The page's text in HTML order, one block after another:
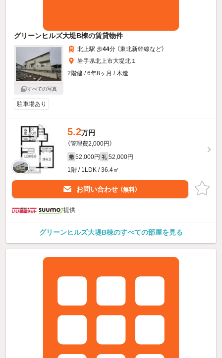
グリーンヒルズ大堤B棟の賃貸物件
すべての写真
北上駅 歩44分 （東北新幹線など）
岩手県北上市大堤北１
2階建 / 6年8ヶ月 / 木造
駐車場あり
5.2万円
（管理費2,000円）
敷 52,000円 礼 52,000円
1階 / 1LDK / 36.4㎡
お問い合わせ （無料）
提供
グリーンヒルズ大堤B棟のすべての部屋を見る